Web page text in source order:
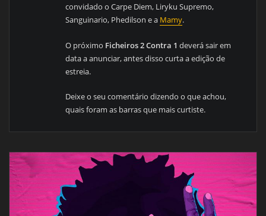
convidado o Carpe Diem, Liryku Supremo,
Sanguinario, Phedilson e a Mamy.
O próximo Ficheiros 2 Contra 1 deverá sair em
data a anunciar, antes disso curta a edição de
estreia.
Deixe o seu comentário dizendo o que achou,
quais foram as barras que mais curtiste.